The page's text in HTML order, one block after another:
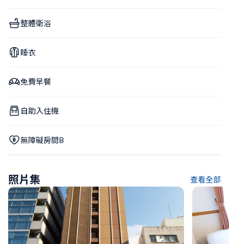
整體衛浴
睡衣
免費早餐
自助入住機
無障礙房間B
照片集 查看全部